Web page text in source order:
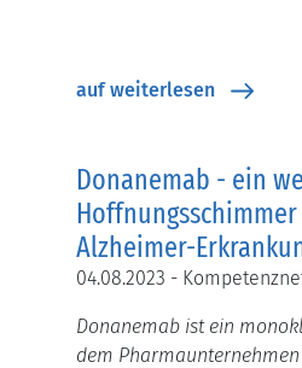
auf weiterlesen
Donanemab - ein
Alzheimer-
04.08.2023 -
Donanemab ist ein
dem